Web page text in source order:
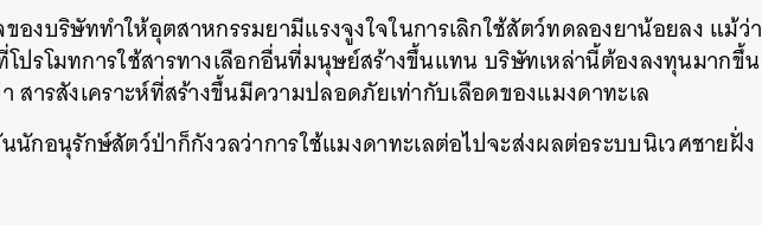
องบริษัททำให้อุตสาหกรรมยามีแรงจูงใจในการเลิกใช้สัตว์ทดลองยาน้อยลง แม้ว่า
ปรโมทการใช้สารทางเลือกอื่นที่มนุษย์สร้างขึ้นแทน บริษัทเหล่านี้ต้องลงทุนมากขึ้น
สารสังเคราะห์ที่สร้างขึ้นมีความปลอดภัยเท่ากับเลือดของแมงดาทะเล
นักอนุรักษ์สัตว์ป่าก็กังวลว่าการใช้แมงดาทะเลต่อไปจะส่งผลต่อระบบนิเวศชายฝั่ง